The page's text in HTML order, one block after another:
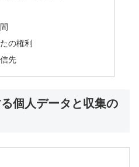
の権利
先
個人データと収集の